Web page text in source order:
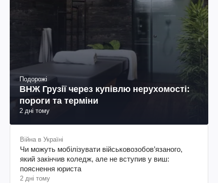
Подорожі
ВНЖ Грузії через купівлю нерухомості:
пороги та терміни
2 дні тому
Війна в Україні
Чи можуть мобілізувати військовозобов’язаного,
який закінчив коледж, але не вступив у виш:
пояснення юриста
2 дні тому